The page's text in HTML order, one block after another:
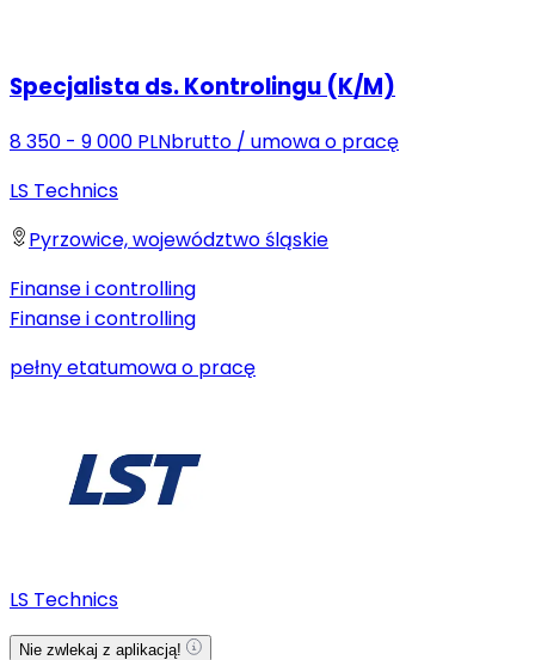
Specjalista ds. Kontrolingu (K/M)
8 350 - 9 000 PLNbrutto / umowa o pracę
LS Technics
Pyrzowice, województwo śląskie
Finanse i controlling
Finanse i controlling
pełny etatumowa o pracę
LS Technics
Nie zwlekaj z aplikacją!